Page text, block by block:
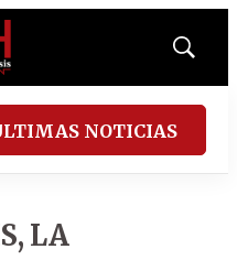
Mostrar
NOTICIAS
LA